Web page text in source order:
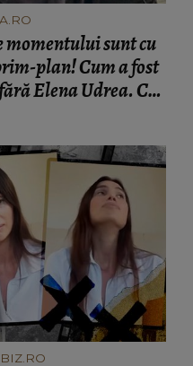
sunt cu
plan! Cum a fost
Elena Udrea. Cu